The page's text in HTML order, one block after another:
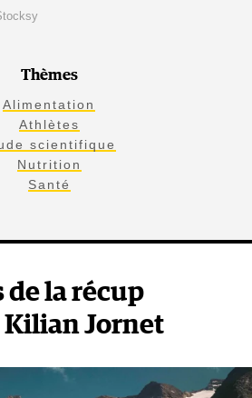
Thèmes
Alimentation
Athlètes
scientifique
Nutrition
Santé
de la récup
Kilian Jornet